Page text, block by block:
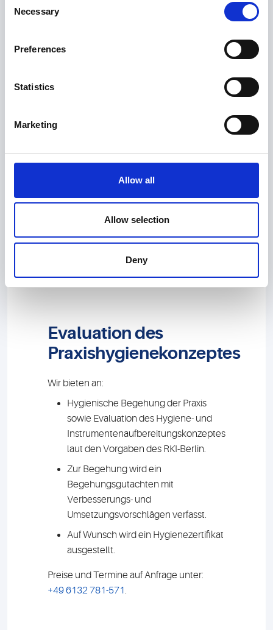
Selection
Necessary
Preferences
Statistics
Marketing
Allow all
Allow selection
Deny
Nutzraum. Jedes relevante Programm des
Prüfset geprüft werden. Auf Wunsch
Handhabungsanleitung kostenfrei
unverbindlich und erleichtert Ihnen die
Regelmäßigkeit. Er kann jederzeit
Programm inklusive Befundung beträgt
Evaluation des
Praxishygienekonzeptes
Wir bieten an:
Hygienische Begehung der Praxis
sowie Evaluation des Hygiene- und
Instrumentenaufbereitungskonzeptes
laut den Vorgaben des RKI-Berlin.
Zur Begehung wird ein
Begehungsgutachten mit
Verbesserungs- und
Umsetzungsvorschlägen verfasst.
Auf Wunsch wird ein Hygienezertifikat
ausgestellt.
Preise und Termine auf Anfrage unter:
+49 6132 781-571.